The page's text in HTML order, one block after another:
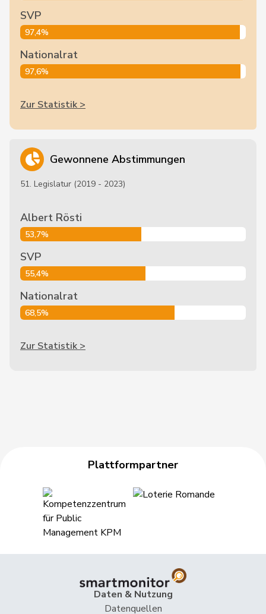
SVP
97,4%
Nationalrat
97,6%
Zur Statistik >
Gewonnene Abstimmungen
51. Legislatur (2019 - 2023)
Albert Rösti
53,7%
SVP
55,4%
Nationalrat
68,5%
Zur Statistik >
Plattformpartner
Daten & Nutzung
Datenquellen